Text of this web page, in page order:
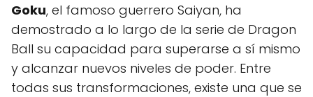
Goku, el famoso guerrero Saiyan, ha
demostrado a lo largo de la serie de Dragon
Ball su capacidad para superarse a sí mismo
y alcanzar nuevos niveles de poder. Entre
todas sus transformaciones, existe una que se